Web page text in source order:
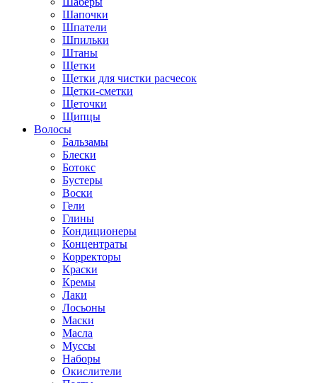
Шапочки
Шпатели
Шпильки
Штаны
Щетки
Щетки для чистки расчесок
Щетки-сметки
Щеточки
Щипцы
Волосы
Бальзамы
Блески
Ботокс
Бустеры
Воски
Гели
Глины
Кондиционеры
Концентраты
Корректоры
Краски
Кремы
Лаки
Лосьоны
Маски
Масла
Муссы
Наборы
Окислители